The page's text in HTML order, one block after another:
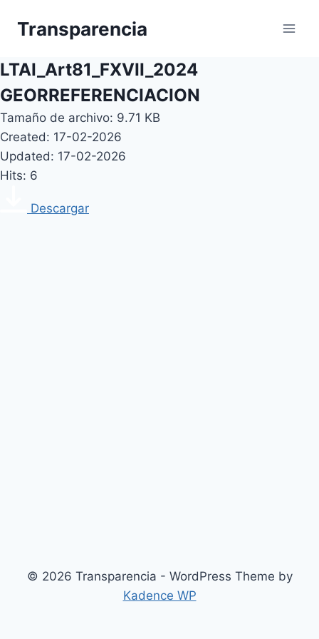
Transparencia
LTAI_Art81_FXVII_2024
GEORREFERENCIACION
Tamaño de archivo: 9.71 KB
Created: 17-02-2026
Updated: 17-02-2026
Hits: 6
Descargar
© 2026 Transparencia - WordPress Theme by
Kadence WP